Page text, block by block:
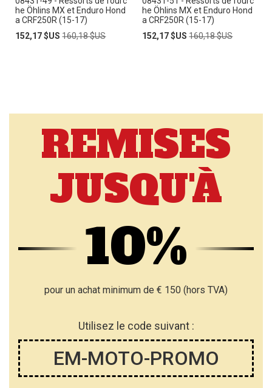
he Öhlins MX et Enduro Hond
a CRF250R (15-17)
Prix
152,17 $US Prix
160,18 $US
he Öhlins MX et Enduro Hond
a CRF250R (15-17)
Prix
152,17 $US Prix
160,18 $US
REMISES
JUSQU'À
10%
pour un achat minimum de € 150 (hors TVA)
Utilisez le code suivant :
EM-MOTO-PROMO